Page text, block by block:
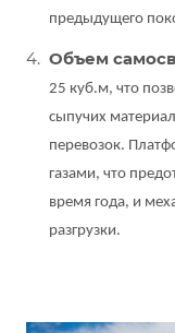
предыдущего
Объем
25 куб.м, что
сыпучих
перевозок.
газами, что
время года, и
разгрузки.